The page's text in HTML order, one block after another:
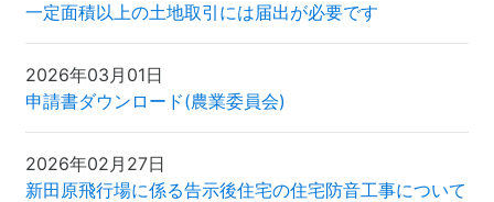
一定面積以上の土地取引には届出が必要です
2026年03月01日
申請書ダウンロード(農業委員会)
2026年02月27日
新田原飛行場に係る告示後住宅の住宅防音工事について